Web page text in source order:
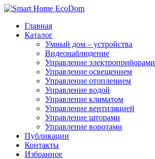
Главная
Каталог
Умный дом – устройства
Видеонаблюдение
Управление электроприборами
Управление освещением
Управление отоплением
Управление водой
Управление климатом
Управление вентиляцией
Управление шторами
Управление воротами
Публикации
Контакты
Избранное